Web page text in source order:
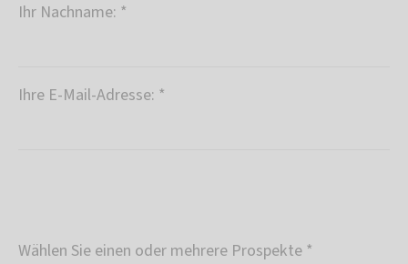
Ihr Nachname: *
Ihre E-Mail-Adresse: *
Wählen Sie einen oder mehrere Prospekte *